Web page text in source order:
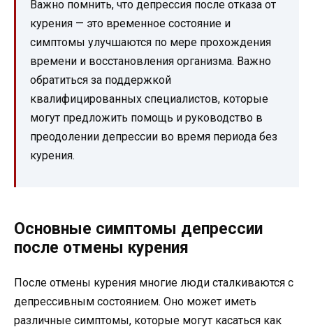
Важно помнить, что депрессия после отказа от
курения — это временное состояние и
симптомы улучшаются по мере прохождения
времени и восстановления организма. Важно
обратиться за поддержкой
квалифицированных специалистов, которые
могут предложить помощь и руководство в
преодолении депрессии во время периода без
курения.
Основные симптомы депрессии
после отмены курения
После отмены курения многие люди сталкиваются с
депрессивным состоянием. Оно может иметь
различные симптомы, которые могут касаться как